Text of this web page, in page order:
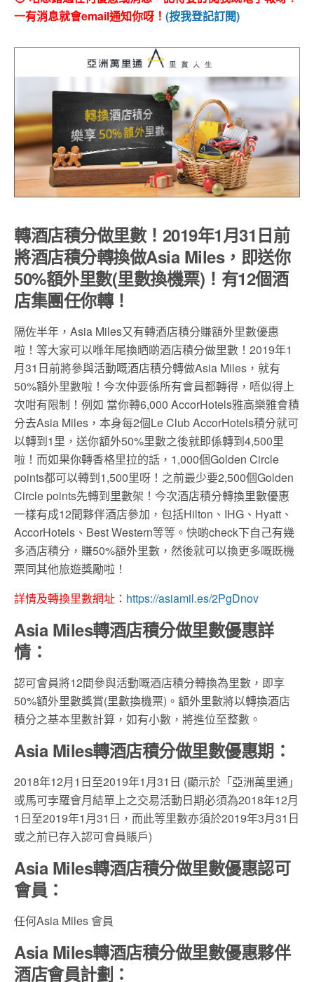
一有消息就會email通知你呀！ (按我登記訂閱)
轉酒店積分做里數！2019年1月31日前
將酒店積分轉換做Asia Miles，即送你
50%額外里數(里數換機票)！有12個酒
店集團任你轉！
隔佐半年，Asia Miles又有轉酒店積分賺額外里數優惠
啦！等大家可以喺年尾換晒啲酒店積分做里數！2019年1
月31日前將參與活動嘅酒店積分轉做Asia Miles，就有
50%額外里數啦！今次仲要係所有會員都轉得，唔似得上
次咁有限制！例如 當你轉6,000 AccorHotels雅高樂雅會積
分去Asia Miles，本身每2個Le Club AccorHotels積分就可
以轉到1里，送你額外50%里數之後就即係轉到4,500里
啦！而如果你轉香格里拉的話，1,000個Golden Circle
points都可以轉到1,500里呀！之前最少要2,500個Golden
Circle points先轉到里數架！今次酒店積分轉換里數優惠
一樣有成12間夥伴酒店參加，包括Hilton、IHG、Hyatt、
AccorHotels、Best Western等等。快啲check下自己有幾
多酒店積分，賺50%額外里數，然後就可以換更多嘅既機
票同其他旅遊獎勵啦！
詳情及轉換里數網址： https://asiamil.es/2PgDnov
Asia Miles轉酒店積分做里數優惠詳
情：
認可會員將12間參與活動嘅酒店積分轉換為里數，即享
50%額外里數獎賞(里數換機票)。額外里數將以轉換酒店
積分之基本里數計算，如有小數，將進位至整數。
Asia Miles轉酒店積分做里數優惠期：
2018年12月1日至2019年1月31日 (顯示於「亞洲萬里通」
或馬可孛羅會月結單上之交易活動日期必須為2018年12月
1日至2019年1月31日，而此等里數亦須於2019年3月31日
或之前已存入認可會員賬戶)
Asia Miles轉酒店積分做里數優惠認可
會員：
任何Asia Miles 會員
Asia Miles轉酒店積分做里數優惠夥伴
酒店會員計劃：